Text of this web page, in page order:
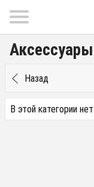
Аксессуары
Назад
В этой категории